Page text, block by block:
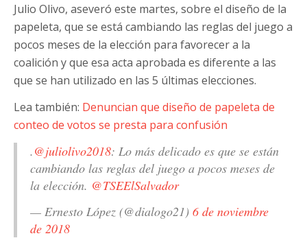
Julio Olivo, aseveró este martes, sobre el diseño de la
papeleta, que se está cambiando las reglas del juego a
pocos meses de la elección para favorecer a la
coalición y que esa acta aprobada es diferente a las
que se han utilizado en las 5 últimas elecciones.
Lea también: Denuncian que diseño de papeleta de
conteo de votos se presta para confusión
.@juliolivo2018: Lo más delicado es que se están
cambiando las reglas del juego a pocos meses de
la elección. @TSEElSalvador
— Ernesto López (@dialogo21) 6 de noviembre
de 2018